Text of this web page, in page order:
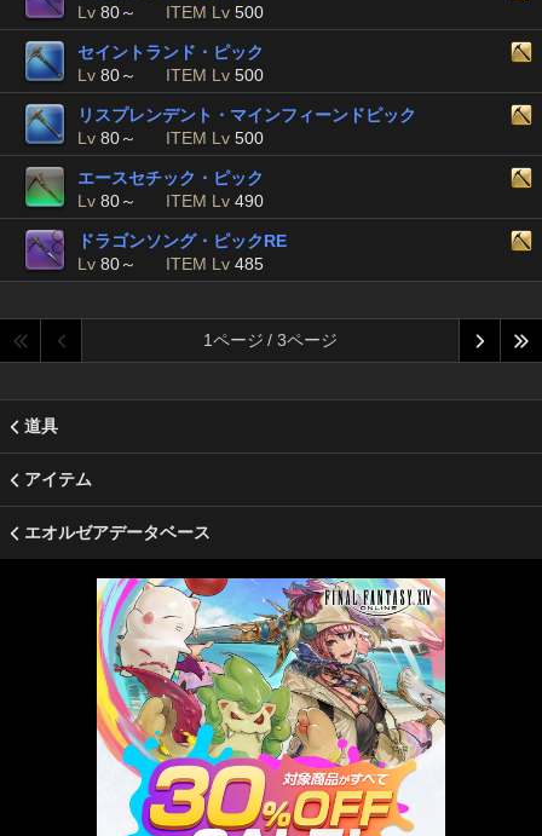
Lv 80～ ITEM Lv 500
セイントランド・ピック
Lv 80～ ITEM Lv 500
リスプレンデント・マインフィーンドピック
Lv 80～ ITEM Lv 500
エースセチック・ピック
Lv 80～ ITEM Lv 490
ドラゴンソング・ピックRE
Lv 80～ ITEM Lv 485
1ページ / 3ページ
道具
アイテム
エオルゼアデータベース